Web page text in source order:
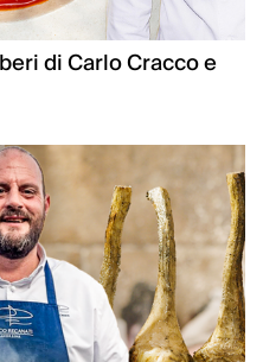
di Carlo Cracco e